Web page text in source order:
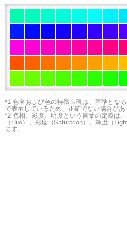
*1 色名および色の特徴表現は、基準とな
で表示しているため、正確でない場合があ
*2 色相、彩度、明度という言葉の定義は、
（Hue）、彩度（Saturation）、輝度（
ます。